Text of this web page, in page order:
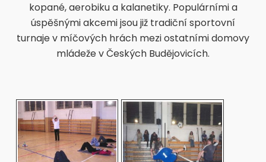
kopané, aerobiku a kalanetiky. Populárními a
úspěšnými akcemi jsou již tradiční sportovní
turnaje v míčových hrách mezi ostatními domovy
mládeže v Českých Budějovicích.